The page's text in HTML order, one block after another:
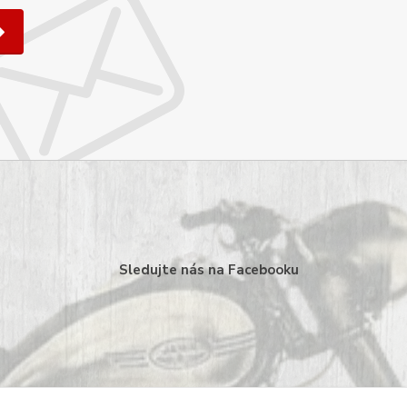
Sledujte nás na Facebooku